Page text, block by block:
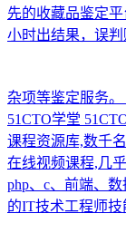
先的收藏品鉴定
小时出结果，误
杂项等鉴定服务。
51CTO学堂
课程资源库,数千
在线视频课程,几
php、c、前端、
的IT技术工程师技